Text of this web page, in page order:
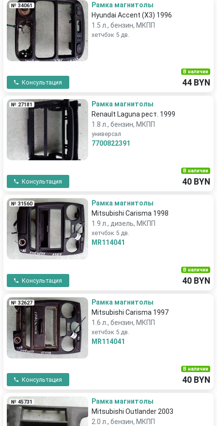
№ 34061
Рамка магнитолы
Hyundai Accent (X3) 1996
1.5 л., бензин, МКПП
хетчбэк 5 дв.
Консультация
В наличии
44 BYN
№ 27181
Рамка магнитолы
Renault Laguna рест. 1999
1.8 л., бензин, МКПП
универсал
7700822391
Консультация
В наличии
40 BYN
№ 31560
Рамка магнитолы
Mitsubishi Carisma 1998
1.9 л., дизель, МКПП
хетчбэк 5 дв.
MR114041
Консультация
В наличии
40 BYN
№ 32627
Рамка магнитолы
Mitsubishi Carisma 1997
1.6 л., бензин, МКПП
хетчбэк 5 дв.
MR114041
Консультация
В наличии
40 BYN
№ 45731
Рамка магнитолы
Mitsubishi Outlander 2003
2.0 л., бензин, МКПП